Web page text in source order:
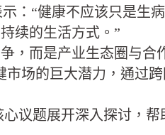
示：“健康不应该只是
续的生活方式。”
，而是产业生态圈与合
场的巨大潜力，通过
议题展开深入探讨，